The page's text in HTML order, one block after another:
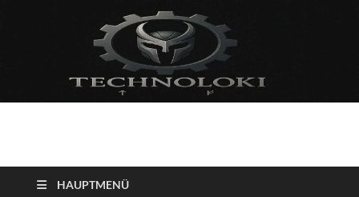
Technoloki: Gaming
Blockbuster, Indie-Perlen und Retro-Klassiker.
HAUPTMENÜ